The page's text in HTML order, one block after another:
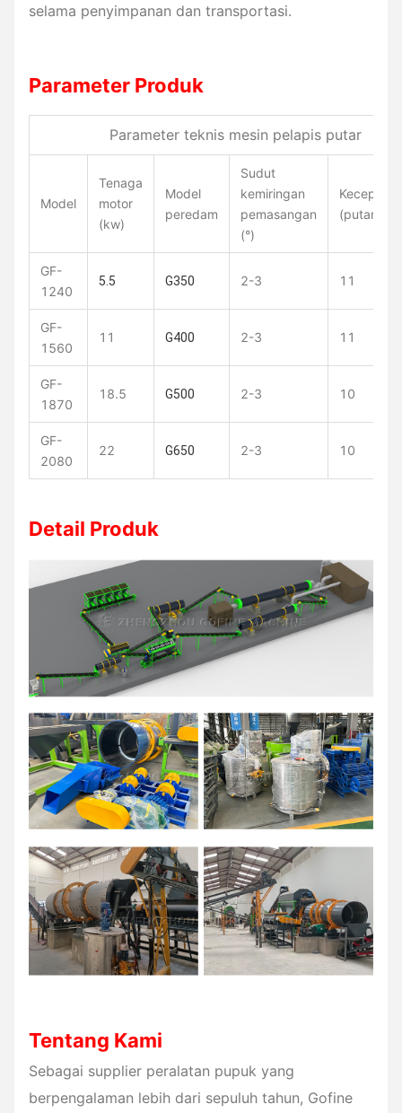
selama penyimpanan dan transportasi.
Parameter Produk
Parameter teknis mesin pelapis putar
Model
Tenaga
motor
(kw)
Model
peredam
Sudut
kemiringan
pemasangan
(°)
Kecepatan
(putaran/
GF-
1240
5.5 G350 2-3 11
GF-
1560
11 G400 2-3 11
GF-
1870
18.5 G500 2-3 10
GF-
2080
22 G650 2-3 10
Detail Produk
Tentang Kami
Sebagai supplier peralatan pupuk yang
berpengalaman lebih dari sepuluh tahun, Gofine